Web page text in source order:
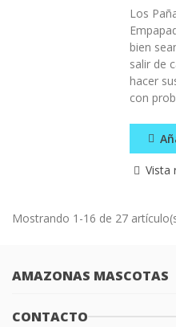
Los
bien
salir de
hacer
con
Vista
Mostrando 1-16 de 27
AMAZONAS MASCOTAS
CONTACTO